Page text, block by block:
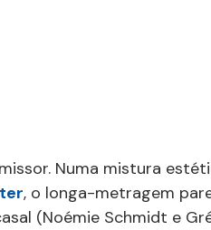
Numa mistura
, o longa-metragem
(Noémie Schmidt e